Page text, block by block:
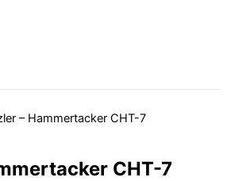
– Hammertacker CHT-7
CHT-7